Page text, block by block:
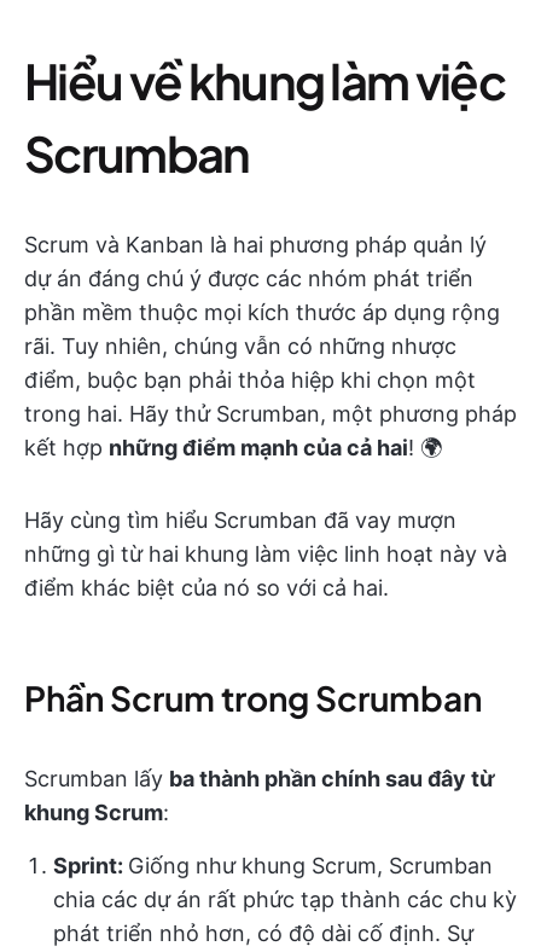
Hiểu về khung làm việc
Scrumban
Scrum và Kanban là hai phương pháp quản lý
dự án đáng chú ý được các nhóm phát triển
phần mềm thuộc mọi kích thước áp dụng rộng
rãi. Tuy nhiên, chúng vẫn có những nhược
điểm, buộc bạn phải thỏa hiệp khi chọn một
trong hai. Hãy thử Scrumban, một phương pháp
kết hợp những điểm mạnh của cả hai! 🌍
Hãy cùng tìm hiểu Scrumban đã vay mượn
những gì từ hai khung làm việc linh hoạt này và
điểm khác biệt của nó so với cả hai.
Phần Scrum trong Scrumban
Scrumban lấy ba thành phần chính sau đây từ
khung Scrum:
Sprint: Giống như khung Scrum, Scrumban
chia các dự án rất phức tạp thành các chu kỳ
phát triển nhỏ hơn, có độ dài cố định. Sự